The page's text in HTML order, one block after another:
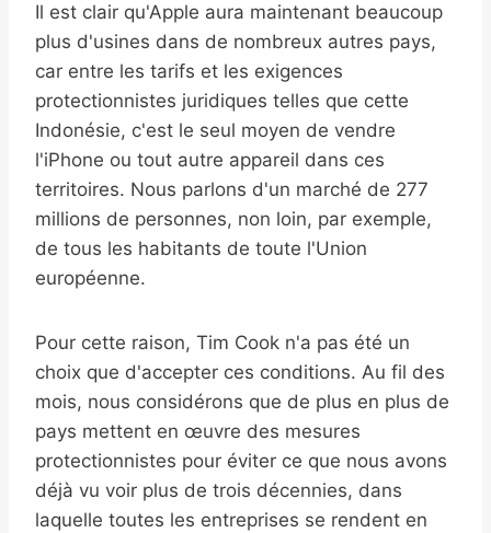
Il est clair qu'Apple aura maintenant beaucoup
plus d'usines dans de nombreux autres pays,
car entre les tarifs et les exigences
protectionnistes juridiques telles que cette
Indonésie, c'est le seul moyen de vendre
l'iPhone ou tout autre appareil dans ces
territoires. Nous parlons d'un marché de 277
millions de personnes, non loin, par exemple,
de tous les habitants de toute l'Union
européenne.
Pour cette raison, Tim Cook n'a pas été un
choix que d'accepter ces conditions. Au fil des
mois, nous considérons que de plus en plus de
pays mettent en œuvre des mesures
protectionnistes pour éviter ce que nous avons
déjà vu voir plus de trois décennies, dans
laquelle toutes les entreprises se rendent en